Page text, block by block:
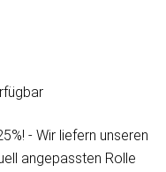
- Wir liefern unseren
angepassten Rolle